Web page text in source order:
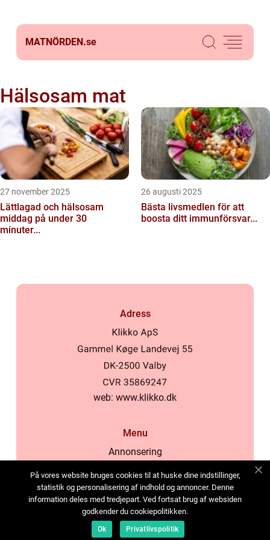
MATNÖRDEN.se
Hälsosam mat
27 november 2025
Lättlagad och hälsosam
middag på under 30
minuter...
26 augusti 2025
Bästa livsmedlen för att
boosta ditt immunförsvar...
Adress
web: www.klikko.dk
Menu
Annonsering
Cookies
Kontakta oss
Sitemap
På vores website bruges cookies til at huske dine indstillinger,
statistik og personalisering af indhold og annoncer. Denne
information deles med tredjepart. Ved fortsat brug af websiden
godkender du cookiepolitikken.
Ok Privatlivspolitik